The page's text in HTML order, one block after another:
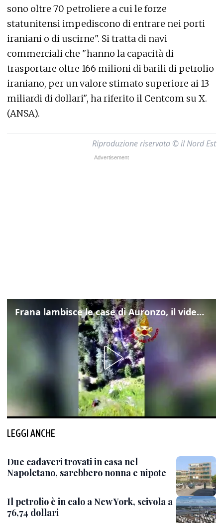
sono oltre 70 petroliere a cui le forze
statunitensi impediscono di entrare nei porti
iraniani o di uscirne". Si tratta di navi
commerciali che "hanno la capacità di
trasportare oltre 166 milioni di barili di petrolio
iraniano, per un valore stimato superiore ai 13
miliardi di dollari", ha riferito il Centcom su X.
(ANSA).
Riproduzione riservata © il Nord Est
Frana lambisce le case di Auronzo, il video dall'elicottero dei vigili del fuoco
LEGGI ANCHE
Due cadaveri trovati in casa nel
Napoletano, sarebbero nonna e nipote
Il petrolio è in calo a New York, scivola a
76,74 dollari